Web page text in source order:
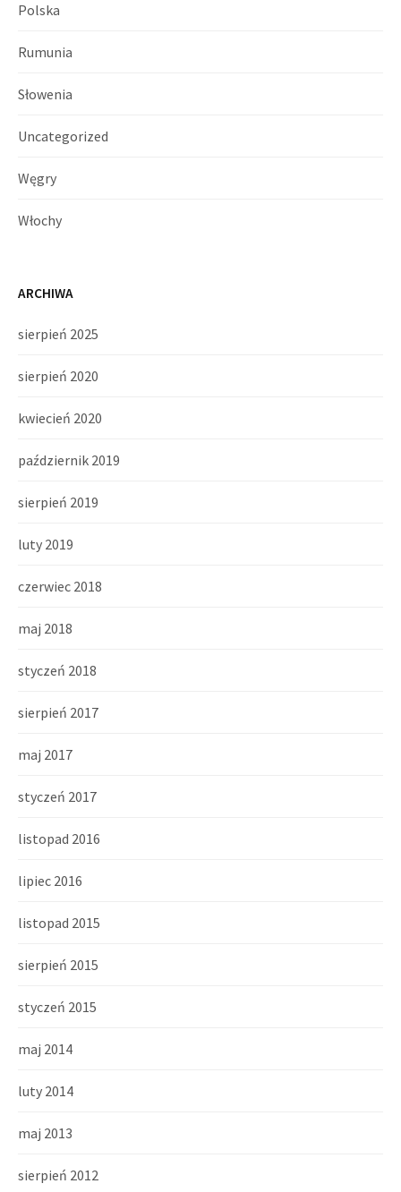
Polska
Rumunia
Słowenia
Uncategorized
Węgry
Włochy
ARCHIWA
sierpień 2025
sierpień 2020
kwiecień 2020
październik 2019
sierpień 2019
luty 2019
czerwiec 2018
maj 2018
styczeń 2018
sierpień 2017
maj 2017
styczeń 2017
listopad 2016
lipiec 2016
listopad 2015
sierpień 2015
styczeń 2015
maj 2014
luty 2014
maj 2013
sierpień 2012